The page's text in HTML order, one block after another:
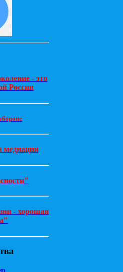
- это
России
медиации
- хорошая